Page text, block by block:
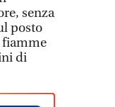
senza
posto
fiamme
di